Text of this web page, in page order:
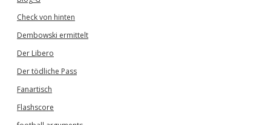
Check von hinten
Dembowski ermittelt
Der Libero
Der tödliche Pass
Fanartisch
Flashscore